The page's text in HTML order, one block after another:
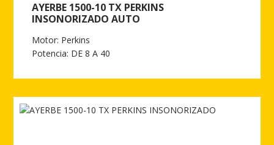
AYERBE 1500-10 TX PERKINS
INSONORIZADO AUTO
Motor: Perkins
Potencia: DE 8 A 40